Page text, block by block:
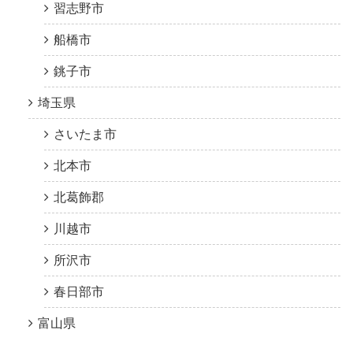
習志野市
船橋市
銚子市
埼玉県
さいたま市
北本市
北葛飾郡
川越市
所沢市
春日部市
富山県